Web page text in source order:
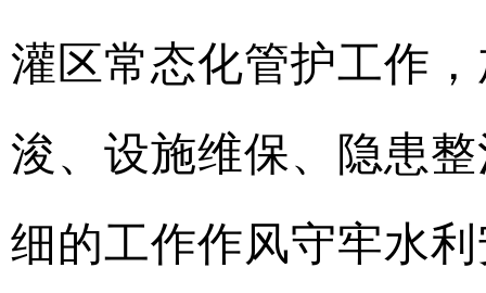
灌区常态化管护工作
浚、设施维保、隐患
细的工作作风守牢水